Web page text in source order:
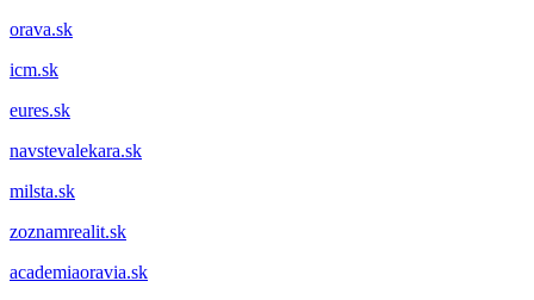
orava.sk
icm.sk
eures.sk
navstevalekara.sk
milsta.sk
zoznamrealit.sk
academiaoravia.sk